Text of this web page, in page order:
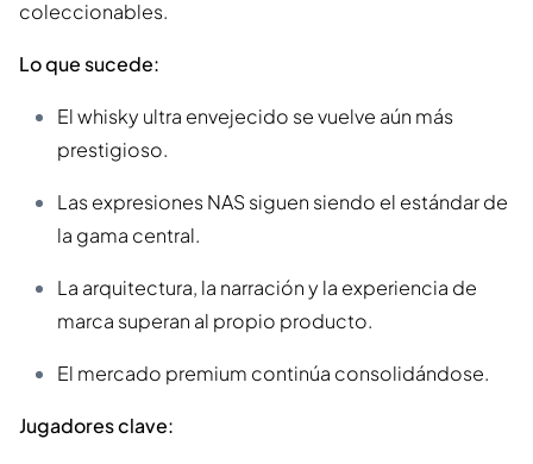
coleccionables.
Lo que sucede:
El whisky ultra envejecido se vuelve aún más
prestigioso.
Las expresiones NAS siguen siendo el estándar de
la gama central.
La arquitectura, la narración y la experiencia de
marca superan al propio producto.
El mercado premium continúa consolidándose.
Jugadores clave: